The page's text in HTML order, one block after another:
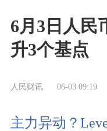
6月3日人民
升3个基点
人民财讯 06-03 09:19
主力异动？